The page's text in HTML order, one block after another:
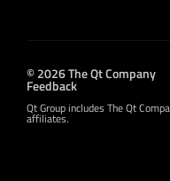
© 2026 The Qt Company
Feedback
Qt Group includes The Qt
affiliates.